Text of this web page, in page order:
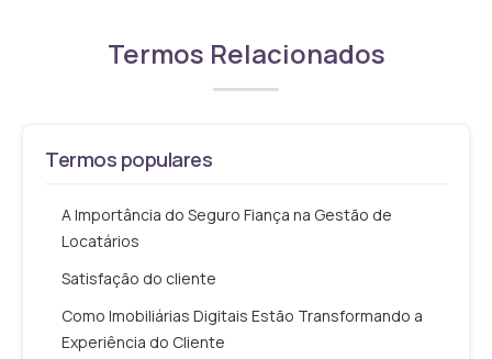
Termos Relacionados
Termos populares
A Importância do Seguro Fiança na Gestão de
Locatários
Satisfação do cliente
Como Imobiliárias Digitais Estão Transformando a
Experiência do Cliente